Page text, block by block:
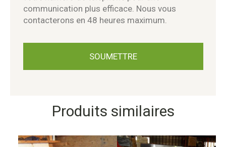
communication plus efficace. Nous vous
contacterons en 48 heures maximum.
Produits similaires